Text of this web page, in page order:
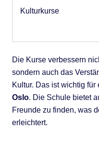
Kulturkurse
Die Kurse verbessern
sondern auch das
Kultur. Das ist wichtig
Oslo. Die Schule bietet
Freunde zu finden, was
erleichtert.